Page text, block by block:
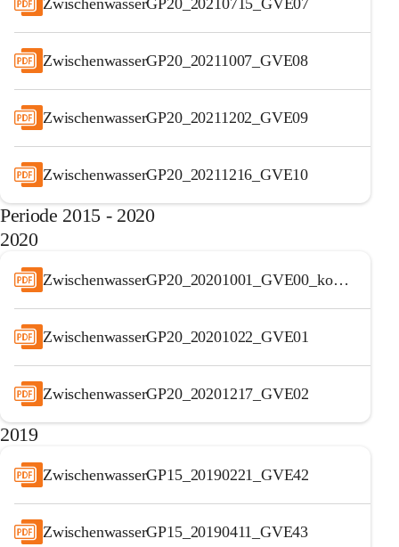
ZwischenwasserGP20_20211007_GVE08
ZwischenwasserGP20_20211202_GVE09
ZwischenwasserGP20_20211216_GVE10
Periode 2015 - 2020
2020
ZwischenwasserGP20_20201001_GVE00_konst. Sitzung_original
ZwischenwasserGP20_20201022_GVE01
ZwischenwasserGP20_20201217_GVE02
2019
ZwischenwasserGP15_20190221_GVE42
ZwischenwasserGP15_20190411_GVE43